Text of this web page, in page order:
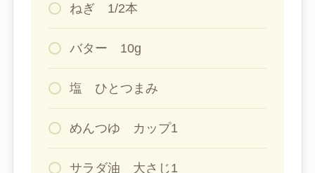
ねぎ 1/2本
バター 10g
塩 ひとつまみ
めんつゆ カップ1
サラダ油 大さじ1